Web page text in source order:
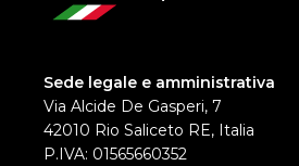
Sede legale e amministrativa
Via Alcide De Gasperi, 7
42010 Rio Saliceto RE, Italia
P.IVA: 01565660352